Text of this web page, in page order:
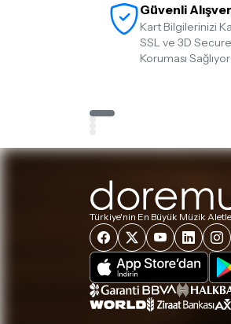
Güvenli
Kart Bilgilerinizi
SSL ve 3D
Koruması
Türkiye'nin En Büyük Müzik